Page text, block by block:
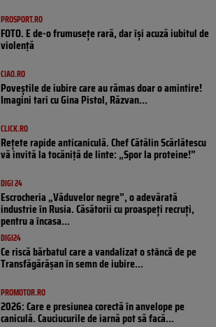
PROSPORT.RO
FOTO. E de-o frumusețe rară, dar își acuză iubitul de
violență
CIAO.RO
Poveştile de iubire care au rămas doar o amintire!
Imagini tari cu Gina Pistol, Răzvan...
CLICK.RO
Rețete rapide anticaniculă. Chef Cătălin Scărlătescu
vă invită la tocăniță de linte: „Spor la proteine!”
DIGI 24
Escrocheria „Văduvelor negre”, o adevărată
industrie în Rusia. Căsătorii cu proaspeți recruți,
pentru a încasa...
DIGI24
Ce riscă bărbatul care a vandalizat o stâncă de pe
Transfăgărășan în semn de iubire...
PROMOTOR.RO
2026: Care e presiunea corectă în anvelope pe
caniculă. Cauciucurile de iarnă pot să facă...